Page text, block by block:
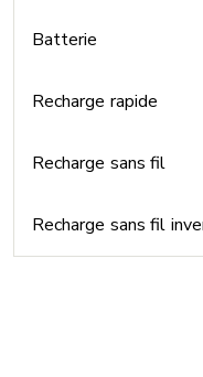
Batterie
Recharge rapide
Recharge sans fil
Recharge sans fil